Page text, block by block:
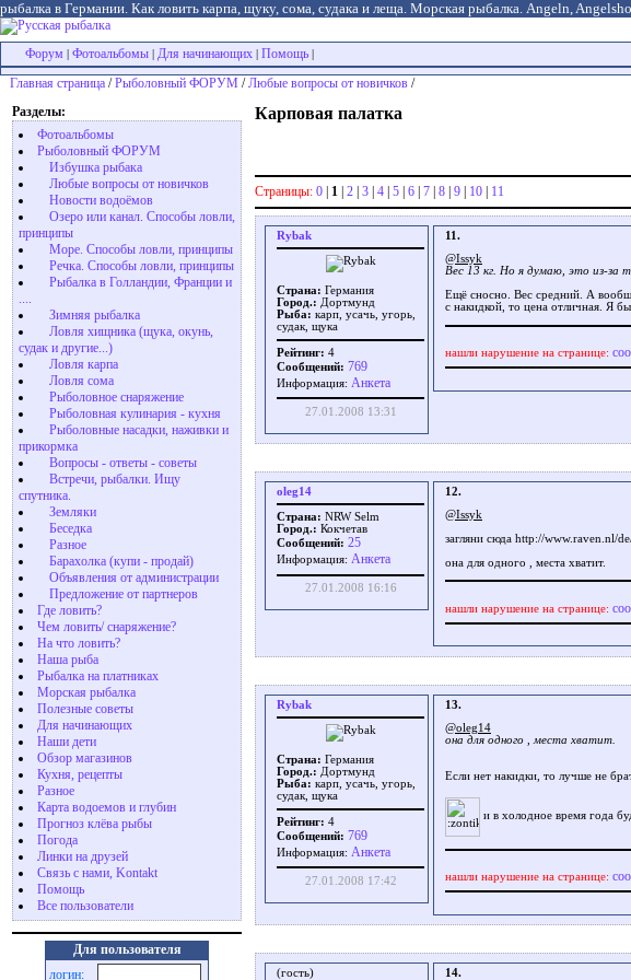
рыбалка в Германии. Как ловить карпа, щуку, сома, судака и леща. Морская рыбалка. Angeln,
Форум
Фотоальбомы Для начинающих Помощь
Главная страница /Рыболовный ФОРУМ /Любые вопросы от новичков /
Разделы:
Фотоальбомы
Рыболовный ФОРУМ
Избушка рыбака
Любые вопросы от новичков
Новости водоёмов
Озеро или канал. Способы ловли,
принципы
Море. Способы ловли, принципы
Речка. Способы ловли, принципы
Рыбалка в Голландии, Франции и
....
Зимняя рыбалка
Ловля хищника (щука, окунь,
судак и другие...)
Ловля карпа
Ловля сома
Рыболовное снаряжение
Рыболовная кулинария - кухня
Рыболовные насадки, наживки и
прикормка
Вопросы - ответы - советы
Встречи, рыбалки. Ищу
спутника.
Земляки
Беседка
Разное
Барахолка (купи - продай)
Объявления от администрации
Предложение от партнеров
Где ловить?
Чем ловить/ снаряжение?
На что ловить?
Наша рыба
Рыбалка на платниках
Морская рыбалка
Полезные советы
Для начинающих
Наши дети
Обзор магазинов
Кухня, рецепты
Разное
Карта водоемов и глубин
Прогноз клёва рыбы
Погода
Линки на друзей
Связь с нами, Kontakt
Помощь
Все пользователи
Для пользователя
логин:
Карповая палатка
Страницы: 0 | 1 | 2 | 3 | 4 | 5 | 6 | 7 | 8 | 9 | 10 | 11
Rybak
Страна: Германия
Город.: Дортмунд
Рыба: карп, усачь, угорь,
судак, щука
Рейтинг: 4
Сообщений: 769
Информация: Aнкета
27.01.2008 13:31
11.
@Issyk
Вес 13 кг. Но я думаю, это из-за
Ещё сносно. Вес средний. А
с накидкой, то цена отличная. Я
нашли нарушение на странице:
oleg14
Страна: NRW Selm
Город.: Кокчетав
Сообщений: 25
Информация: Aнкета
27.01.2008 16:16
12.
@Issyk
загляни сюда http://www.raven.nl/
она для одного , места хватит.
нашли нарушение на странице:
Rybak
Страна: Германия
Город.: Дортмунд
Рыба: карп, усачь, угорь,
судак, щука
Рейтинг: 4
Сообщений: 769
Информация: Aнкета
27.01.2008 17:42
13.
@oleg14
она для одного , места хватит.
Если нет накидки, то лучше не
и в холодное время года
нашли нарушение на странице:
(гость)
14.